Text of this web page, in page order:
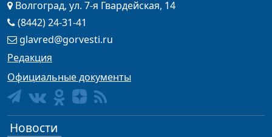
Волгоград, ул. 7-я Гвардейская, 14
(8442) 24-31-41
glavred@gorvesti.ru
Редакция
Официальные документы
Новости